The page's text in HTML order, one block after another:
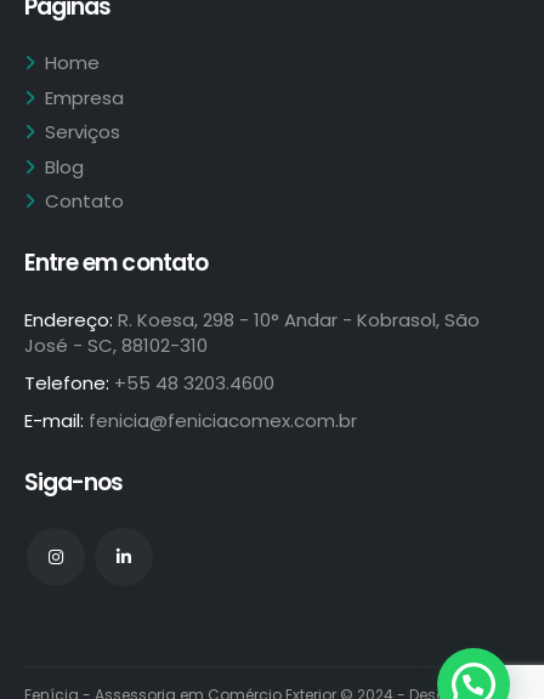
Home
Empresa
Serviços
Blog
Contato
Entre em contato
Endereço: R. Koesa, 298 - 10° Andar - Kobrasol, São
José - SC, 88102-310
Telefone: +55 48 3203.4600
E-mail: fenicia@feniciacomex.com.br
Siga-nos